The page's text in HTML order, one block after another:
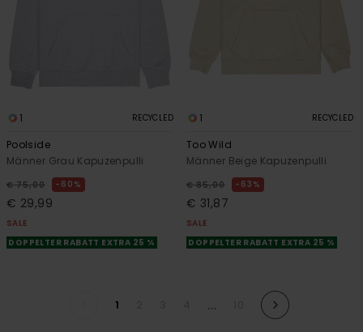
1 RECYCLED
Poolside
Männer Grau Kapuzenpulli
€ 75,00 60%
€ 29,99
SALE
DOPPELTER RABATT EXTRA 25 %
1 RECYCLED
Too Wild
Männer Beige Kapuzenpulli
€ 85,00 63%
€ 31,87
SALE
DOPPELTER RABATT EXTRA 25 %
1 ...